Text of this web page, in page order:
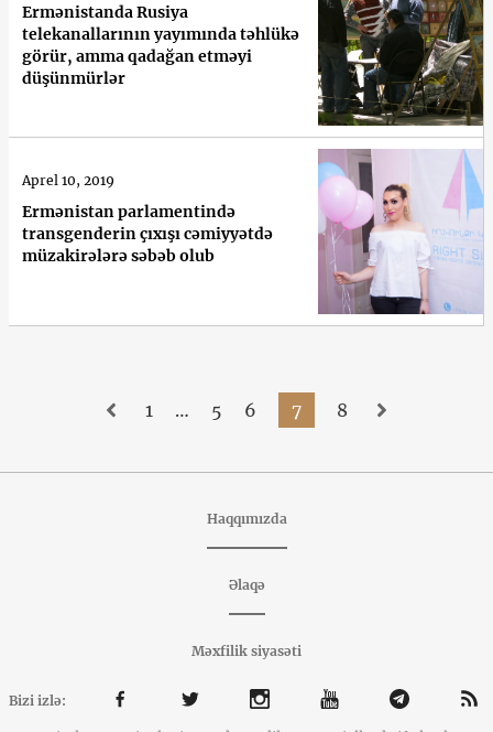
Ermənistanda Rusiya
telekanallarının yayımında təhlükə
görür, amma qadağan etməyi
düşünmürlər
Ermənistan parlamentində
transgenderin çıxışı cəmiyyətdə
müzakirələrə səbəb olub
Aprel 10, 2019
1 … 5 6 7 8
Haqqımızda
Əlaqə
Məxfilik siyasəti
Bizi izlə: